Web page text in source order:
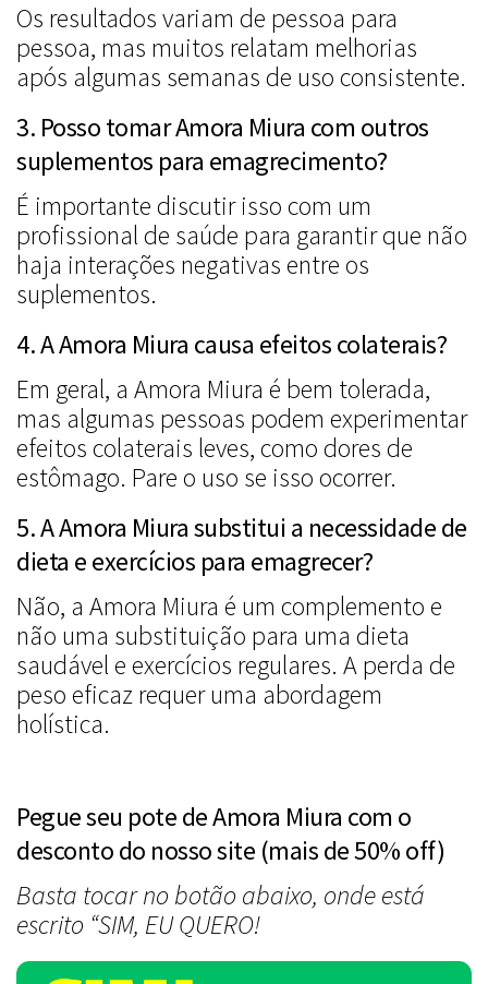
Os resultados variam de pessoa para
pessoa, mas muitos relatam melhorias
após algumas semanas de uso consistente.
3. Posso tomar Amora Miura com outros
suplementos para emagrecimento?
É importante discutir isso com um
profissional de saúde para garantir que não
haja interações negativas entre os
suplementos.
4. A Amora Miura causa efeitos colaterais?
Em geral, a Amora Miura é bem tolerada,
mas algumas pessoas podem experimentar
efeitos colaterais leves, como dores de
estômago. Pare o uso se isso ocorrer.
5. A Amora Miura substitui a necessidade de
dieta e exercícios para emagrecer?
Não, a Amora Miura é um complemento e
não uma substituição para uma dieta
saudável e exercícios regulares. A perda de
peso eficaz requer uma abordagem
holística.
Pegue seu pote de Amora Miura com o
desconto do nosso site (mais de 50% off)
Basta tocar no botão abaixo, onde está
escrito “SIM, EU QUERO!